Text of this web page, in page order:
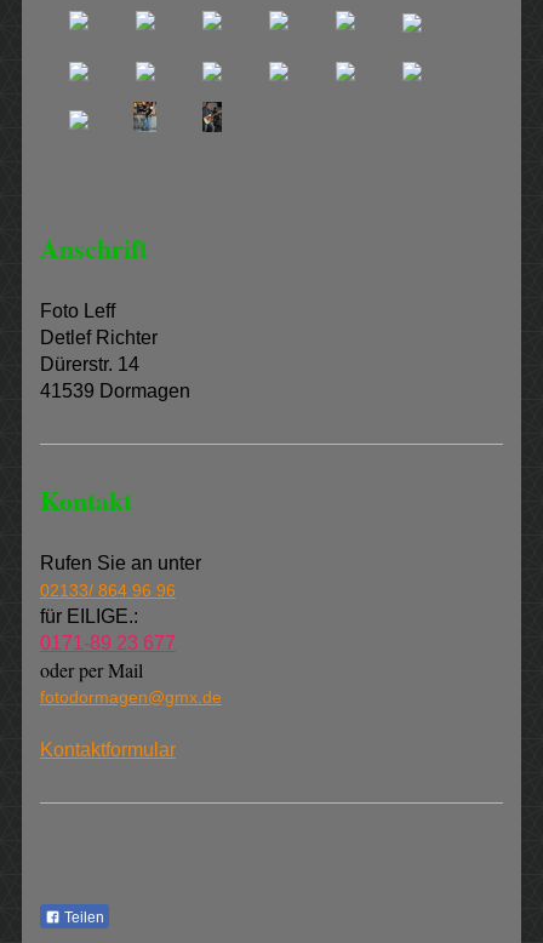
Anschrift
Foto Leff
Detlef Richter
Dürerstr. 14
41539 Dormagen
Kontakt
Rufen Sie an unter
02133/ 864 96 96
für EILIGE.:
0171-89 23 677
oder per Mail
fotodormagen@gmx.de
Kontaktformular
Teilen